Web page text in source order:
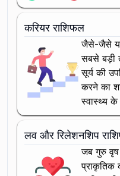
करियर राशिफल
जैसे-जैसे यह
सबसे बड़ी
सूर्य की
करने का
स्वास्थ्य
लव और रिलेशनशिप
जब गुरु वृष
प्राकृतिक